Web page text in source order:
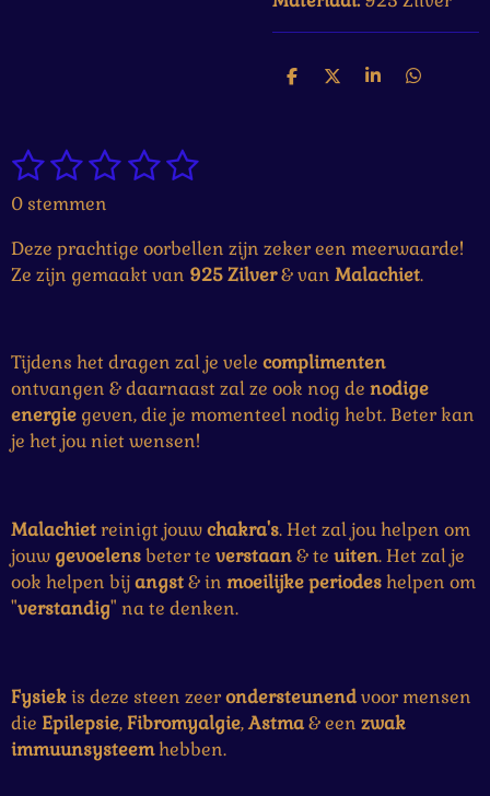
D
D
S
D
R
a
t
i
n
s
t
e
r
n
1
s
t
e
2
s
t
e
e
n
3
s
t
e
e
n
4
t
e
e
n
5
t
e
e
n
S
m
e
0 stemmen
Deze prachtige oorbellen zijn zeker een meerwaarde!
Ze zijn gemaakt van 925 Zilver& van Malachiet.
Tijdens het dragen zal je vele complimenten
ontvangen & daarnaast zal ze ook nog de nodige
energie geven, die je momenteel nodig hebt. Beter kan
je het jou niet wensen!
Malachiet reinigt jouwchakra's. Het zal jou helpen om
jouw gevoelensbeter te verstaan& te uiten. Het zal je
ook helpen bijangst& in moeilijkeperiodeshelpen om
"verstandig" na te denken.
Fysiekis deze steen zeerondersteunendvoor mensen
die Epilepsie,Fibromyalgie,Astma& een zwak
immuunsysteemhebben.